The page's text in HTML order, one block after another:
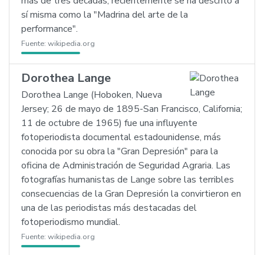
sí misma como la "Madrina del arte de la
performance".
Fuente: wikipedia.org
Dorothea Lange
Dorothea Lange (Hoboken, Nueva
Jersey; 26 de mayo de 1895-San Francisco, California;
11 de octubre de 1965) fue una influyente
fotoperiodista documental estadounidense, más
conocida por su obra la "Gran Depresión" para la
oficina de Administración de Seguridad Agraria. Las
fotografías humanistas de Lange sobre las terribles
consecuencias de la Gran Depresión la convirtieron en
una de las periodistas más destacadas del
fotoperiodismo mundial.
Fuente: wikipedia.org